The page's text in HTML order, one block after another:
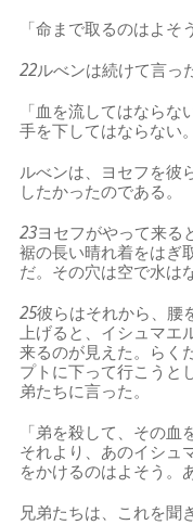
「命まで取るのはよそ
22ルべンは続けて言っ
「血を流してはならな
手を下してはならない
ルべンは、ヨセフを彼
したかったのである。
23ヨセフがやって来る
裾の長い晴れ着をはぎ
だ。その穴は空で水は
25彼らはそれから、腰
上げると、イシュマエ
来るのが見えた。らく
プトに下って行こうと
弟たちに言った。
「弟を殺して、その
それより、あのイシュ
をかけるのはよそう。
兄弟たちは、これを聞